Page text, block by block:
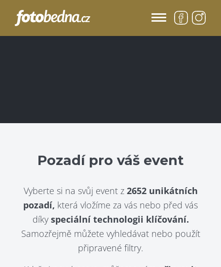
Pozadí pro váš event
Vyberte si na svůj event z 2652 unikátních
pozadí, která vložíme za vás nebo před vás
díky speciální technologii klíčování.
Samozřejmě můžete vyhledávat nebo použít
připravené filtry.